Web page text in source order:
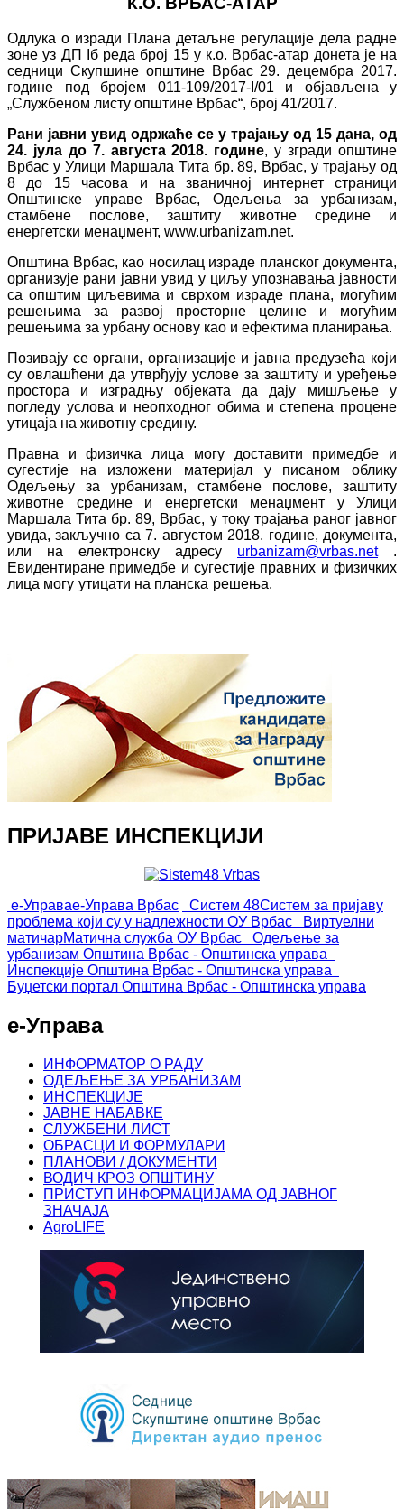
Одлука о изради Плана детаљне регулације дела радне
зоне уз ДП Iб реда број 15 у к.о. Врбас-атар донета је на
седници Скупшине општине Врбас 29. децембра 2017.
године под бројем 011-109/2017-I/01 и објављена у
„Службеном листу општине Врбас“, број 41/2017.
Рани јавни увид одржаће се у трајању од 15 дана, од
24. јула до 7. августа 2018. године, у згради општине
Врбас у Улици Маршала Тита бр. 89, Врбас, у трајању од
8 до 15 часова и на званичној интернет страници
Општинске управе Врбас, Одељења за урбанизам,
стамбене послове, заштиту животне средине и
енергетски менаџмент, www.urbanizam.net.
Општина Врбас, као носилац израде планског документа,
организује рани јавни увид у циљу упознавања јавности
са општим циљевима и сврхом израде плана, могућим
решењима за развој просторне целине и могућим
решењима за урбану основу као и ефектима планирања.
Позивају се органи, организације и јавна предузећа који
су овлашћени да утврђују услове за заштиту и уређење
простора и изградњу објеката да дају мишљење у
погледу услова и неопходног обима и степена процене
утицаја на животну средину.
Правна и физичка лица могу доставити примедбе и
сугестије на изложени материјал у писаном облику
Одељењу за урбанизам, стамбене послове, заштиту
животне средине и енергетски менаџмент у Улици
Маршала Тита бр. 89, Врбас, у току трајања раног јавног
увида, закључно са 7. августом 2018. године, документа,
или на електронску адресу urbanizam@vrbas.net.
Евидентиране примедбе и сугестије правних и физичких
лица могу утицати на планска решења.
ПРИЈАВЕ ИНСПЕКЦИЈИ
е-Управае-Управа Врбас Систем 48Систем за пријаву
проблема који су у надлежности ОУ Врбас
Виртуелни
матичарМатична служба ОУ Врбас
Одељење за
урбанизам Општина Врбас - Општинска управа
Инспекције Општина Врбас - Општинска управа
Буџетски портал Општина Врбас - Општинска управа
е-Управа
ИНФОРМАТОР О РАДУ
ОДЕЉЕЊЕ ЗА УРБАНИЗАМ
ИНСПЕКЦИЈЕ
ЈАВНЕ НАБАВКЕ
СЛУЖБЕНИ ЛИСТ
ОБРАСЦИ И ФОРМУЛАРИ
ПЛАНОВИ / ДОКУМЕНТИ
ВОДИЧ КРОЗ ОПШТИНУ
ПРИСТУП ИНФОРМАЦИЈАМА ОД ЈАВНОГ
ЗНАЧАЈА
AgroLIFE